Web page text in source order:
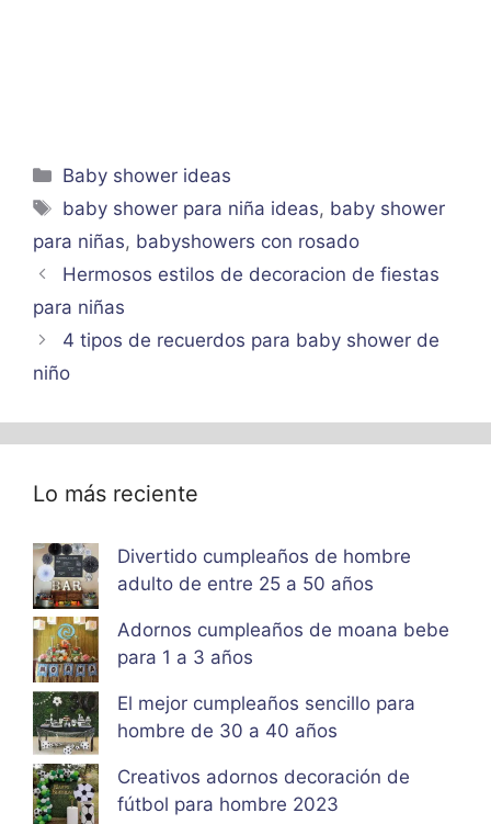
Categorías
Baby shower ideas
Etiquetas
baby shower para niña ideas, baby shower
para niñas, babyshowers con rosado
Hermosos estilos de decoracion de fiestas
para niñas
4 tipos de recuerdos para baby shower de
niño
Lo más reciente
Divertido cumpleaños de hombre
adulto de entre 25 a 50 años
Adornos cumpleaños de moana bebe
para 1 a 3 años
El mejor cumpleaños sencillo para
hombre de 30 a 40 años
Creativos adornos decoración de
fútbol para hombre 2023